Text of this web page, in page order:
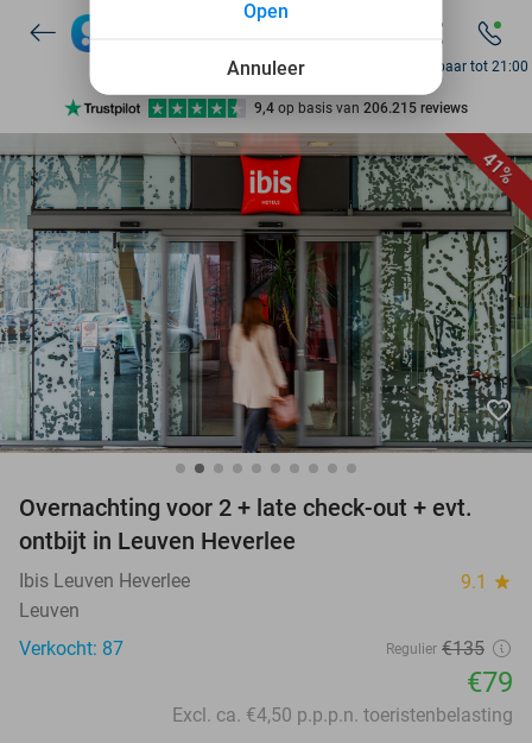
7 dagen per week beschikbaar
10+ miljoen leden
9,4 op basis van 206.215 reviews
Ontdek 15.000+ deals
7 dagen per week beschikbaar
10+ miljoen leden
Bereikbaar tot 21:00
41%
favorite_border
Overnachting voor 2 + late check-out + evt.
ontbijt in Leuven Heverlee
Ibis Leuven Heverlee 9.1 star
Leuven
Verkocht: 87
Regulier €135
€79
Excl. ca. €4,50 p.p.p.n. toeristenbelasting
Annuleer
Open